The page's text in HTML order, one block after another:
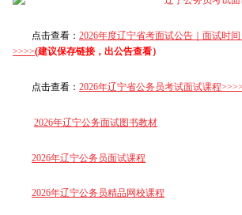
点击查看： 2026年度辽宁省考面试公告｜面试时
>>>>(建议保存链接，出公告查看）
点击查看： 2026年辽宁省公务员考试面试课程>>>>
2026年辽宁公务面试图书教材
2026年辽宁公务员面试课程
2026年辽宁公务员精品网校课程